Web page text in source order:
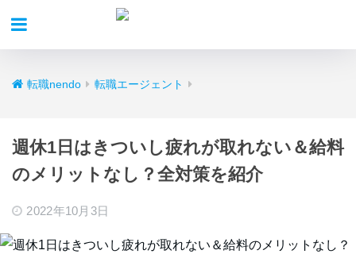
転職nendo 転職エージェント
週休1日はきついし疲れが取れない＆給料
のメリットなし？全対策を紹介
2022年10月3日